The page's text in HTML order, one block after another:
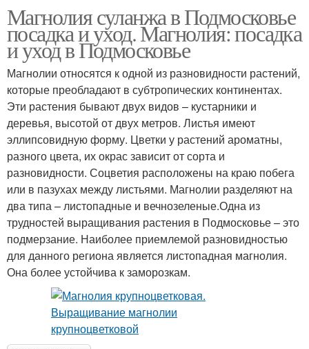
Магнолия суланжа в Подмосковье
посадка и уход. Магнолия: посадка
и уход в Подмосковье
Магнолии относятся к одной из разновидности растений,
которые преобладают в субтропических континентах.
Эти растения бывают двух видов – кустарники и
деревья, высотой от двух метров. Листья имеют
эллипсовидную форму. Цветки у растений ароматны,
разного цвета, их окрас зависит от сорта и
разновидности. Соцветия расположены на краю побега
или в пазухах между листьями. Магнолии разделяют на
два типа – листопадные и вечнозеленые.Одна из
трудностей выращивания растения в Подмосковье – это
подмерзание. Наиболее приемлемой разновидностью
для данного региона является листопадная магнолия.
Она более устойчива к заморозкам.